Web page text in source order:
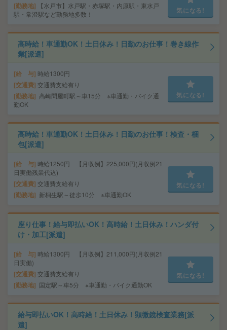
勤務地
【水戸市】水戸駅・赤塚駅・内原駅・東水戸
駅・常澄駅など勤務地多数！
気になる!
高時給！車通勤OK！土日休み！日勤のお仕事！巻き線作
業[派遣]
給 与 時給1300円
交通費 交通費支給有り
勤務地
高崎問屋町駅～車15分 ※車通勤・バイク通
勤OK
気になる!
高時給！車通勤OK！土日休み！日勤のお仕事！検査・梱
包[派遣]
給 与 時給1250円 【月収例】225,000円(月収例21
日実働残業代込)
交通費 交通費支給有り
勤務地 新桐生駅～徒歩10分 ※車通勤OK
気になる!
座り仕事！給与即払いOK！高時給！土日休み！ハンダ付
け・加工[派遣]
給 与 時給1300円 【月収例】211,000円(月収例21
日実働)
交通費 交通費支給有り
勤務地 国定駅～車5分 ※車通勤・バイク通勤OK
気になる!
給与即払いOK！高時給！土日休み！顕微鏡検査業務[派
遣]